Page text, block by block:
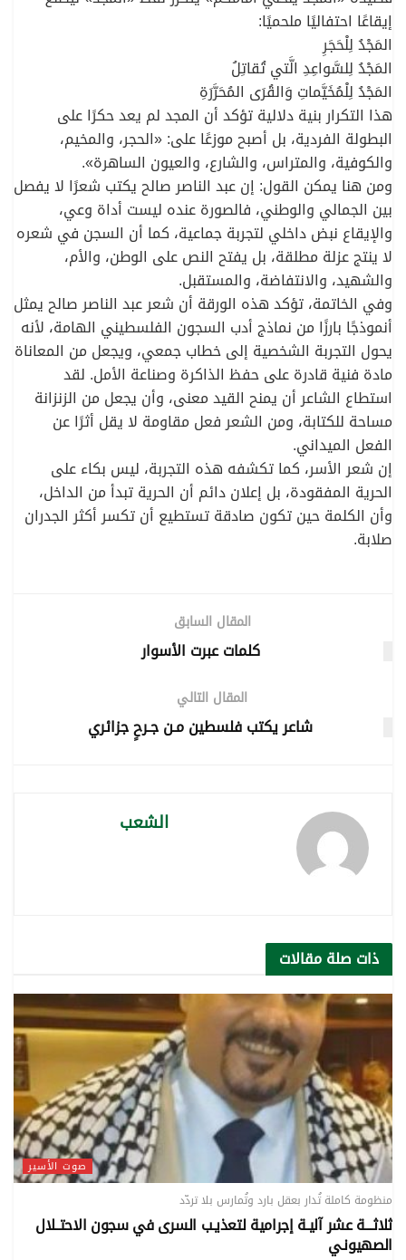
إيقاعًا احتفاليًا ملحميًا:
المَجْدُ لِلْحَجَرِ
المَجْدُ لِلسَّواعِدِ الَّتي تُقاتِلُ
المَجْدُ لِلْمُخَيَّماتِ وَالقُرَى المُحَرَّرَةِ
هذا التكرار بنية دلالية تؤكد أن المجد لم يعد حكرًا على
البطولة الفردية، بل أصبح موزعًا على: «الحجر، والمخيم،
والكوفية، والمتراس، والشارع، والعيون الساهرة».
ومن هنا يمكن القول: إن عبد الناصر صالح يكتب شعرًا لا يفصل
بين الجمالي والوطني، فالصورة عنده ليست أداة وعي،
والإيقاع نبض داخلي لتجربة جماعية، كما أن السجن في شعره
لا ينتج عزلة مطلقة، بل يفتح النص على الوطن، والأم،
والشهيد، والانتفاضة، والمستقبل.
وفي الخاتمة، تؤكد هذه الورقة أن شعر عبد الناصر صالح يمثل
أنموذجًا بارزًا من نماذج أدب السجون الفلسطيني الهامة، لأنه
يحول التجربة الشخصية إلى خطاب جمعي، ويجعل من المعاناة
مادة فنية قادرة على حفظ الذاكرة وصناعة الأمل. لقد
استطاع الشاعر أن يمنح القيد معنى، وأن يجعل من الزنزانة
مساحة للكتابة، ومن الشعر فعل مقاومة لا يقل أثرًا عن
الفعل الميداني.
إن شعر الأسر، كما تكشفه هذه التجربة، ليس بكاء على
الحرية المفقودة، بل إعلان دائم أن الحرية تبدأ من الداخل،
وأن الكلمة حين تكون صادقة تستطيع أن تكسر أكثر الجدران
صلابة.
المقال السابق
كلمات عبرت الأسوار
المقال التالي
شاعر يكتب فلسطين مـن جـرحٍ جزائري
الشعب
ذات صلةمقالات
صوت الأسير
منظومة كاملة تُدار بعقل بارد وتُمارس بلا تردّد
ثلاثـــة عشر آليـة إجرامية لتعذيـب السرى في سجون الاحتــلال
الصهيونـي